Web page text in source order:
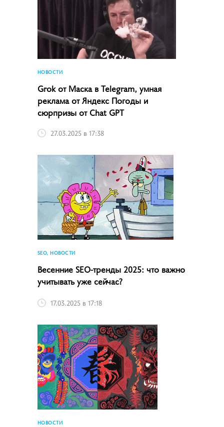
НОВОСТИ
Grok от Маска в Telegram, умная
реклама от Яндекс Погоды и
сюрпризы от Chat GPT
27.03.2025 в 17:38
SEO, НОВОСТИ
Весенние SEO-тренды 2025: что важно
учитывать уже сейчас?
17.03.2025 в 17:18
НОВОСТИ